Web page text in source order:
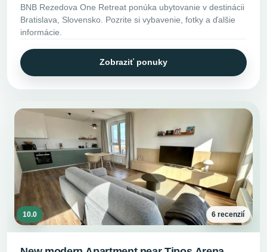
BNB Rezedova One Retreat ponúka ubytovanie v destinácii
Bratislava, Slovensko. Pozrite si vybavenie, fotky a ďalšie
informácie.
Zobraziť ponuky
10.0 6 recenzií